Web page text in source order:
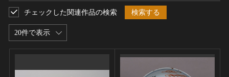
20件で表示
チェックした関連作品の検索 検索する